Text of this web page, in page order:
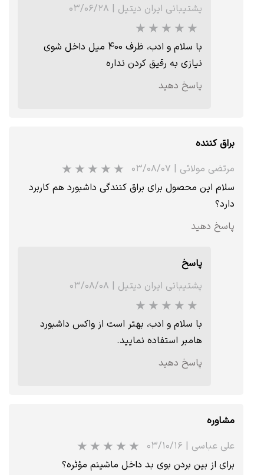
★★
★
پشتیبانی ایران دیتیل | ۰۳/۰۶/۲۸
با سلام و ادب، ظرف 400 میل داخل شوی
نیازی به رقیق کردن نداره
پاسخ دهید
براق کننده
مرتضی مولائی | ۰۳/۰۸/۰۷
سلام این محصول برای براق کنندگی داشبورد هم کاربرد
دارد؟
پاسخ دهید
پاسخ
پشتیبانی ایران دیتیل | ۰۳/۰۸/۰۸
با سلام و ادب، بهتر است از واکس داشبورد
هامبر استفاده نمایید.
پاسخ دهید
مشاوره
علی عباسی | ۰۳/۱۰/۱۶
برای از بین بردن بوی بد داخل ماشینم مؤثره؟